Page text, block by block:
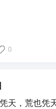
0
天，荒也凭